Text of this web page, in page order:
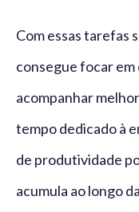
Com essas tarefas
consegue focar
acompanhar
tempo dedicado à
de produtividade
acumula ao longo